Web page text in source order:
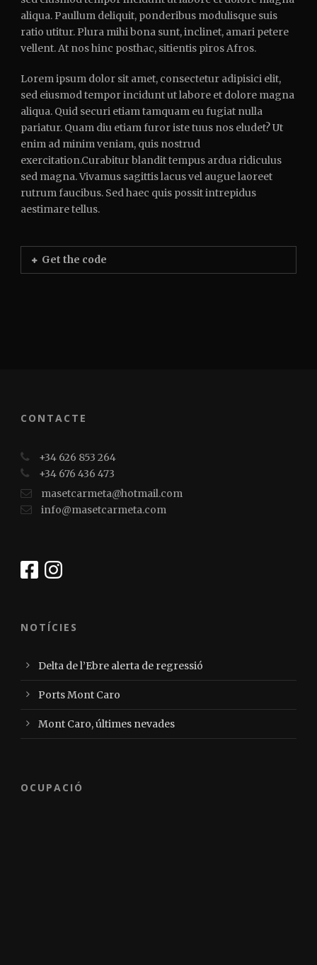
aliqua. Paullum deliquit, ponderibus modulisque suis
ratio utitur. Plura mihi bona sunt, inclinet, amari petere
vellent. At nos hinc posthac, sitientis piros Afros.
Lorem ipsum dolor sit amet, consectetur adipisici elit,
sed eiusmod tempor incidunt ut labore et dolore magna
aliqua. Quid securi etiam tamquam eu fugiat nulla
pariatur. Quam diu etiam furor iste tuus nos eludet? Ut
enim ad minim veniam, quis nostrud
exercitation.Curabitur blandit tempus ardua ridiculus
sed magna. Vivamus sagittis lacus vel augue laoreet
rutrum faucibus. Sed haec quis possit intrepidus
aestimare tellus.
Get the code
CONTACTE
+34 626 853 264
+34 676 436 473
masetcarmeta@hotmail.com
info@masetcarmeta.com
NOTÍCIES
Delta de l’Ebre alerta de regressió
Ports Mont Caro
Mont Caro, últimes nevades
OCUPACIÓ